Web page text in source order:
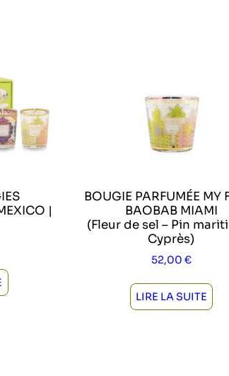
|
BOUGIE PARFUMÉE MY
BAOBAB MIAMI
(Fleur de sel – Pin
Cyprès)
52,00 €
LIRE LA SUITE